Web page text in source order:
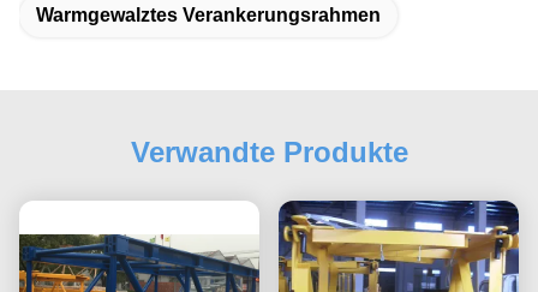
Warmgewalztes Verankerungsrahmen
Verwandte Produkte